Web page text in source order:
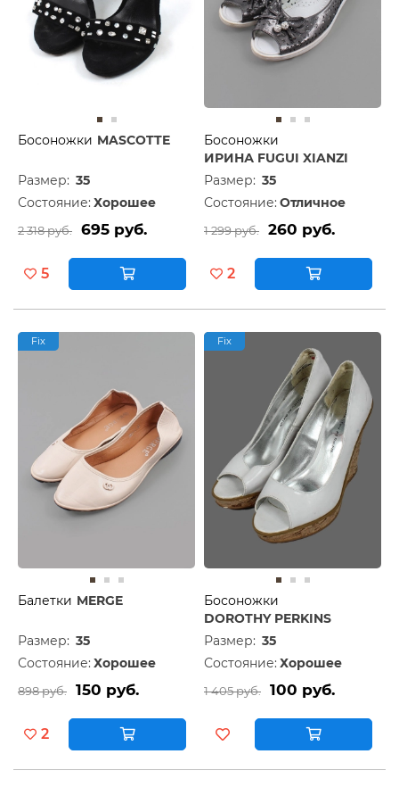
Босоножки MASCOTTE
Размер: 35
Состояние: Хорошее
2 318 руб. 695 руб.
5
Босоножки
ИРИНА FUGUI XIANZI
Размер: 35
Состояние: Отличное
1 299 руб. 260 руб.
2
Fix
Балетки MERGE
Размер: 35
Состояние: Хорошее
898 руб. 150 руб.
2
Fix
Босоножки
DOROTHY PERKINS
Размер: 35
Состояние: Хорошее
1 405 руб. 100 руб.